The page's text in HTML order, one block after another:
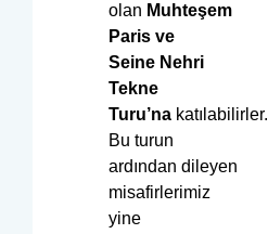
olan Muhteşem
Paris ve
Seine Nehri
Tekne
Turu’na katılabilirler.
Bu turun
ardından dileyen
misafirlerimiz
yine